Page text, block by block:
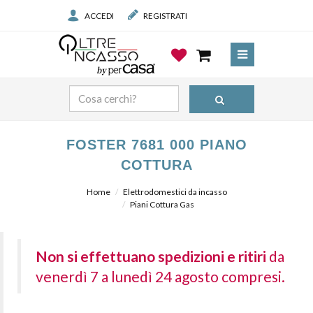
ACCEDI REGISTRATI
FOSTER 7681 000 PIANO
COTTURA
Home
Elettrodomestici da incasso
Piani Cottura Gas
Non si effettuano spedizioni e ritiri da
venerdì 7 a lunedì 24 agosto compresi.